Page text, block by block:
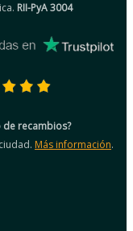
RII-PyA 3004
recambios?
Más información.